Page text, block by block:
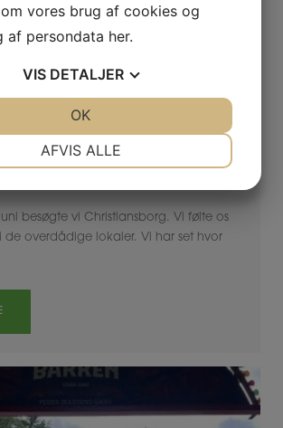
juni besøgte vi Christiansborg. Vi følte os
de overdådige lokaler. Vi har set hvor
vores brug af cookies og
af persondata her.
VIS DETALJER
AFVIS ALLE
OK